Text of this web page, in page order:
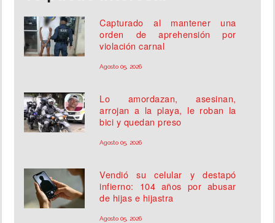
Capturado al mantener una
orden de aprehensión por
violación carnal
Agosto 05, 2026
Lo amordazan, asesinan,
arrojan a la playa, le roban la
bici y quedan preso
Agosto 05, 2026
Vendió su celular y destapó
infierno: 104 años por abusar
de hijas e hijastra
Agosto 05, 2026